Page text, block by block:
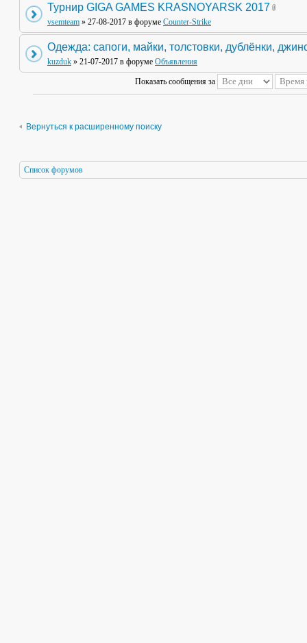
Турнир GIGA GAMES KRASNOYARSK 2017
vsemteam » 27-08-2017 в форуме Counter-Strike
Одежда: сапоги, майки, толстовки, дублёнки,
kuzduk » 21-07-2017 в форуме Объявления
Показать сообщения за
Вернуться к расширенному поиску
Список форумов